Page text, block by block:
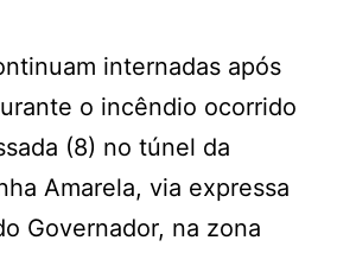
internadas após
o incêndio ocorrido
(8) no túnel da
Amarela, via expressa
Governador, na zona